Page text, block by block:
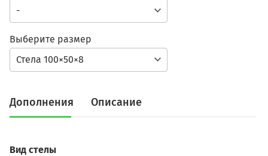
-
Стела 100×50×8
Выберите размер
Дополнения Описание
Вид стелы